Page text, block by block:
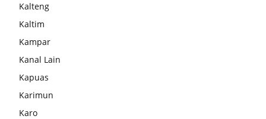
Kalteng
Kaltim
Kampar
Kanal Lain
Kapuas
Karimun
Karo